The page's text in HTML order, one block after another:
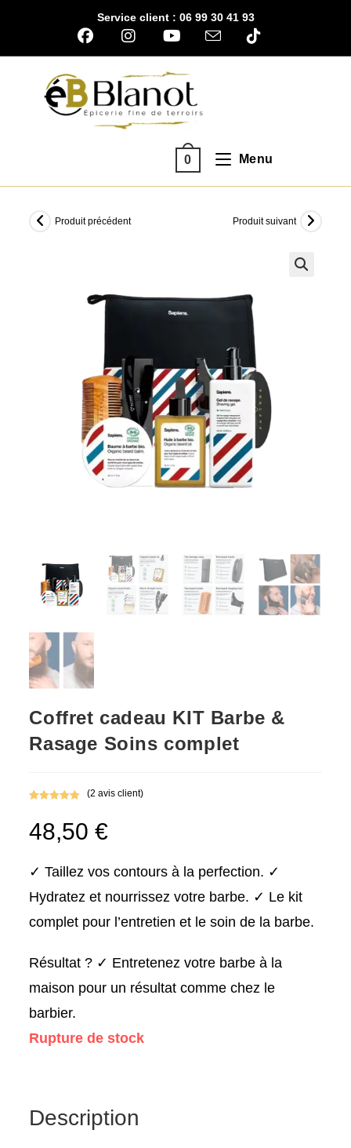
Service client : 06 99 30 41 93
0 Menu
Produit précédent Produit suivant
Coffret cadeau KIT Barbe &
Rasage Soins complet
sur 5
basé sur
client
(2 avis client)
48,50€
✓ Taillez vos contours à la perfection. ✓
Hydratez et nourrissez votre barbe. ✓ Le kit
complet pour l’entretien et le soin de la barbe.
Résultat ? ✓ Entretenez votre barbe à la
maison pour un résultat comme chez le
barbier.
Rupture de stock
Description